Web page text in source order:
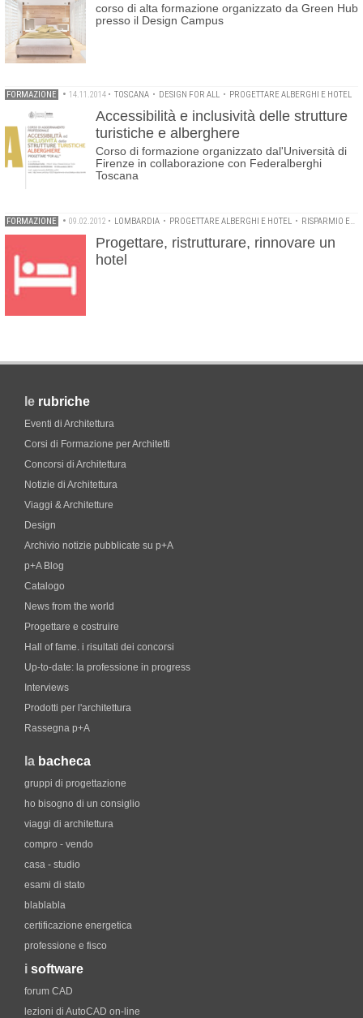
corso di alta formazione organizzato da Green Hub
presso il Design Campus
FORMAZIONE • 14.11.2014 • TOSCANA • DESIGN FOR ALL • PROGETTARE ALBERGHI E HOTEL
Accessibilità e inclusività delle strutture
turistiche e alberghere
Corso di formazione organizzato dal'Università di
Firenze in collaborazione con Federalberghi
Toscana
FORMAZIONE • 09.02.2012 • LOMBARDIA • PROGETTARE ALBERGHI E HOTEL • RISPARMIO ENERGETICO
Progettare, ristrutturare, rinnovare un
hotel
le rubriche
Eventi di Architettura
Corsi di Formazione per Architetti
Concorsi di Architettura
Notizie di Architettura
Viaggi & Architetture
Design
Archivio notizie pubblicate su p+A
p+A Blog
Catalogo
News from the world
Progettare e costruire
Hall of fame. i risultati dei concorsi
Up-to-date: la professione in progress
Interviews
Prodotti per l'architettura
Rassegna p+A
la bacheca
gruppi di progettazione
ho bisogno di un consiglio
viaggi di architettura
compro - vendo
casa - studio
esami di stato
blablabla
certificazione energetica
professione e fisco
i software
forum CAD
lezioni di AutoCAD on-line